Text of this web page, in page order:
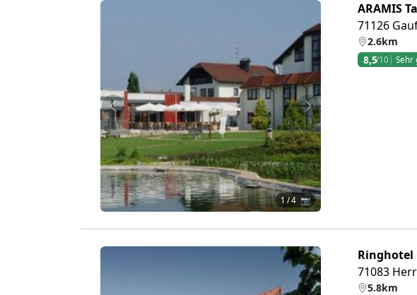
Zurück Weiter
1 / 4 📷
ARAMIS
71126
2.6km
8,5/10 Sehr
Ringhotel
71083
5.8km